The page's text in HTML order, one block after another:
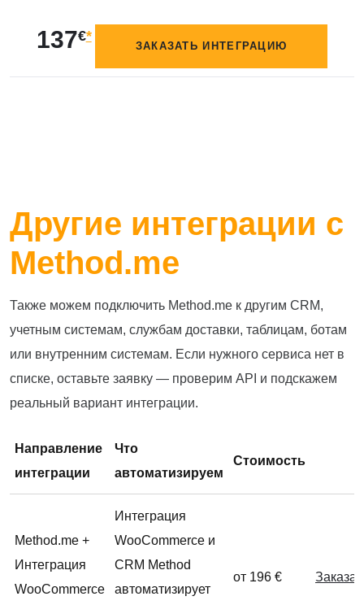
137€*
ЗАКАЗАТЬ ИНТЕГРАЦИЮ
Другие интеграции с
Method.me
Также можем подключить Method.me к другим CRM,
учетным системам, службам доставки, таблицам, ботам
или внутренним системам. Если нужного сервиса нет в
списке, оставьте заявку — проверим API и подскажем
реальный вариант интеграции.
Направление
интеграции
Что
автоматизируем
Стоимость
Method.me +
Интеграция
WooCommerce
Интеграция
WooCommerce и
CRM Method
автоматизирует
от 196 €